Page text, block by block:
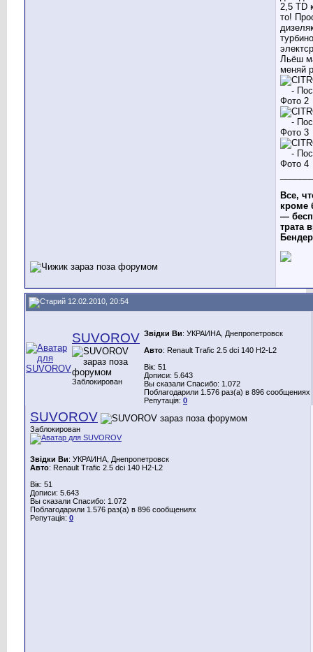
2,5 TD
то!
Льёш
меняй
Все,
кроме
—
трата
12.02.2010, 20:54
SUVOROV
Заблокирован
Звідки Ви: УКРАИНА, Днепропетровск
Авто: Renault Trafic 2.5 dci 140 H2-L2
Вік: 51
Дописи: 5.643
Вы сказали Спасибо: 1.072
Поблагодарили 1.576 раз(а) в 896 сообщениях
Репутація: 0
SUVOROV
Заблокирован
Звідки Ви: УКРАИНА, Днепропетровск
Авто: Renault Trafic 2.5 dci 140 H2-L2
Вік: 51
Дописи: 5.643
Вы сказали Спасибо: 1.072
Поблагодарили 1.576 раз(а) в 896 сообщениях
Репутація: 0